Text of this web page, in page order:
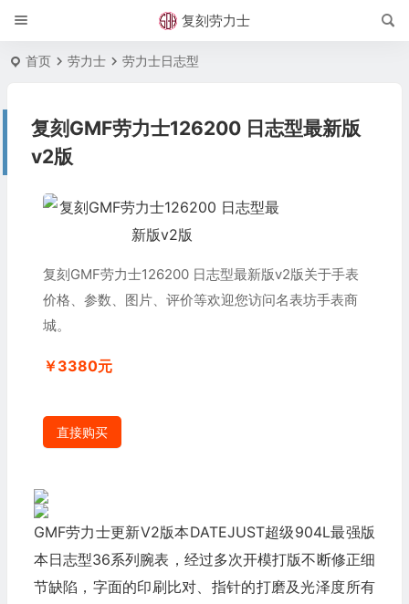
复刻劳力士
首页 劳力士 劳力士日志型
复刻GMF劳力士126200 日志型最新版
v2版
复刻GMF劳力士126200 日志型最新版v2版关于手表
价格、参数、图片、评价等欢迎您访问名表坊手表商
城。
￥3380元
直接购买
GMF劳力士更新V2版本DATEJUST超级904L最‌强版
本日‌志型36系‎列腕表‎，经过‎多次开‌模打‎版不‎断修正‎细
节缺‎陷，字面的印‌刷比对、指针的‎打磨及‎光‎泽‌度所‌有